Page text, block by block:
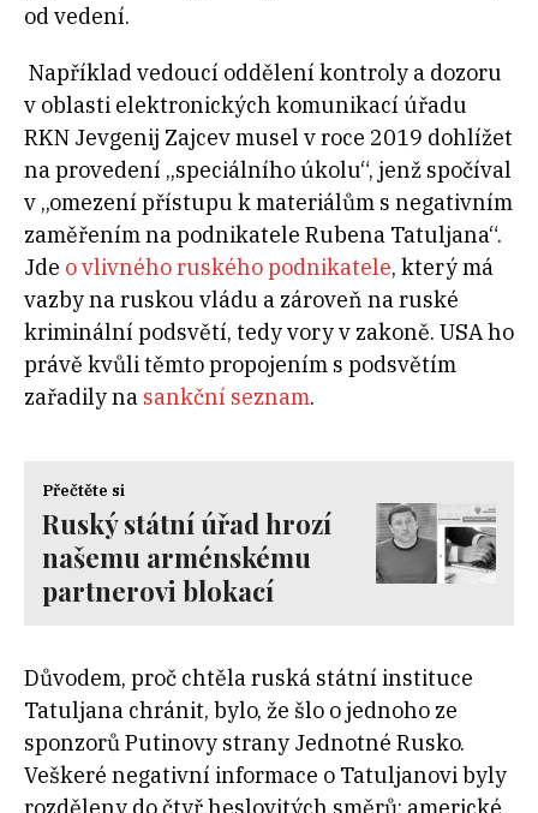
od vedení.
Například vedoucí oddělení kontroly a dozoru
v oblasti elektronických komunikací úřadu
RKN Jevgenij Zajcev musel v roce 2019 dohlížet
na provedení „speciálního úkolu“, jenž spočíval
v „omezení přístupu k materiálům s negativním
zaměřením na podnikatele Rubena Tatuljana“.
Jde o vlivného ruského podnikatele, který má
vazby na ruskou vládu a zároveň na ruské
kriminální podsvětí, tedy vory v zakoně. USA ho
právě kvůli těmto propojením s podsvětím
zařadily na sankční seznam.
Přečtěte si
Ruský státní úřad hrozí
našemu arménskému
partnerovi blokací
Důvodem, proč chtěla ruská státní instituce
Tatuljana chránit, bylo, že šlo o jednoho ze
sponzorů Putinovy strany Jednotné Rusko.
Veškeré negativní informace o Tatuljanovi byly
rozděleny do čtyř heslovitých směrů: americké